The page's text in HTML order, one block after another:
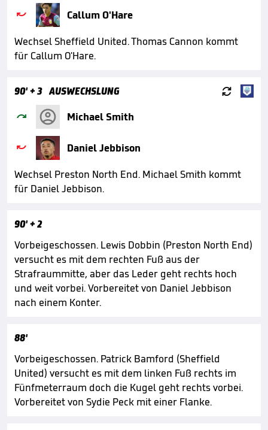

Callum O'Hare
Wechsel Sheffield United. Thomas Cannon kommt
für Callum O'Hare.
90'+ 3 AUSWECHSLUNG 
 Michael Smith

Daniel Jebbison
Wechsel Preston North End. Michael Smith kommt
für Daniel Jebbison.
90'+ 2
Vorbeigeschossen. Lewis Dobbin (Preston North End)
versucht es mit dem rechten Fuß aus der
Strafraummitte, aber das Leder geht rechts hoch
und weit vorbei. Vorbereitet von Daniel Jebbison
nach einem Konter.
88'
Vorbeigeschossen. Patrick Bamford (Sheffield
United) versucht es mit dem linken Fuß rechts im
Fünfmeterraum doch die Kugel geht rechts vorbei.
Vorbereitet von Sydie Peck mit einer Flanke.